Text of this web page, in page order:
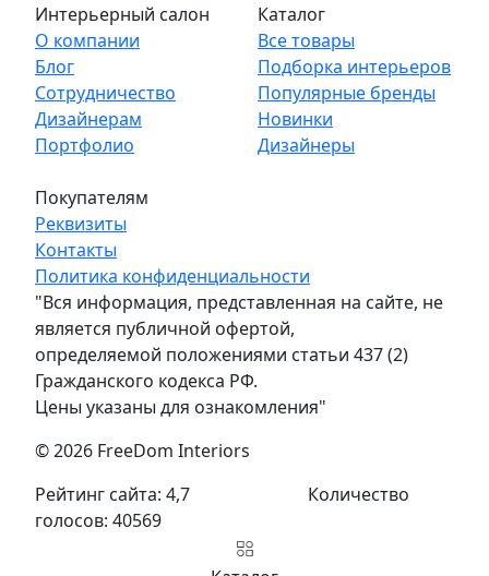
Интерьерный салон
О компании
Блог
Сотрудничество
Дизайнерам
Портфолио
Каталог
Все товары
Подборка интерьеров
Популярные бренды
Новинки
Дизайнеры
Покупателям
Реквизиты
Контакты
Политика конфиденциальности
"Вся информация, представленная на сайте, не
является публичной офертой,
определяемой положениями статьи 437 (2)
Гражданского кодекса РФ.
Цены указаны для ознакомления"
© 2026 FreeDom Interiors
Рейтинг сайта: 4,7
Количество
голосов: 40569